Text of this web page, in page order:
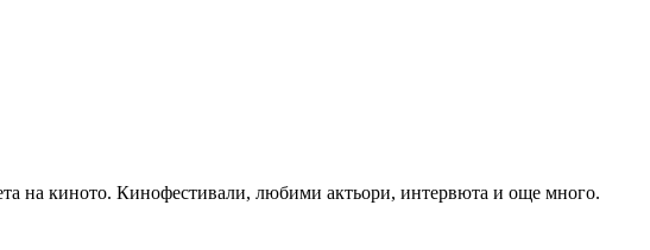
на киното. Кинофестивали, любими актьори, интервюта и още много.